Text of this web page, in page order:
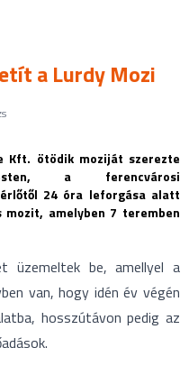
a Lurdy Mozi
Kft. ötödik moziját szerezte
a ferencvárosi
24 óra leforgása alatt
amelyben 7 teremben
üzemeltek be, amellyel a
van, hogy idén év végén
hosszútávon pedig az